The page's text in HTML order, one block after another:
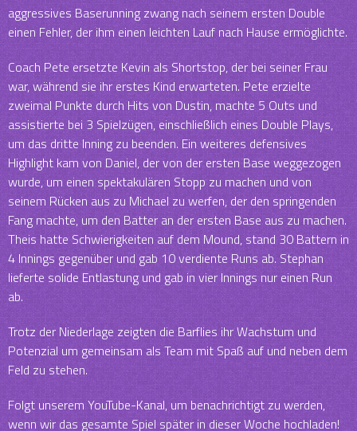
aggressives Baserunning zwang nach seinem ersten Double
einen Fehler, der ihm einen leichten Lauf nach Hause ermöglichte.
Coach Pete ersetzte Kevin als Shortstop, der bei seiner Frau
war, während sie ihr erstes Kind erwarteten. Pete erzielte
zweimal Punkte durch Hits von Dustin, machte 5 Outs und
assistierte bei 3 Spielzügen, einschließlich eines Double Plays,
um das dritte Inning zu beenden. Ein weiteres defensives
Highlight kam von Daniel, der von der ersten Base weggezogen
wurde, um einen spektakulären Stopp zu machen und von
seinem Rücken aus zu Michael zu werfen, der den springenden
Fang machte, um den Batter an der ersten Base aus zu machen.
Theis hatte Schwierigkeiten auf dem Mound, stand 30 Battern in
4 Innings gegenüber und gab 10 verdiente Runs ab. Stephan
lieferte solide Entlastung und gab in vier Innings nur einen Run
ab.
Trotz der Niederlage zeigten die Barflies ihr Wachstum und
Potenzial um gemeinsam als Team mit Spaß auf und neben dem
Feld zu stehen.
Folgt unserem YouTube-Kanal, um benachrichtigt zu werden,
wenn wir das gesamte Spiel später in dieser Woche hochladen!